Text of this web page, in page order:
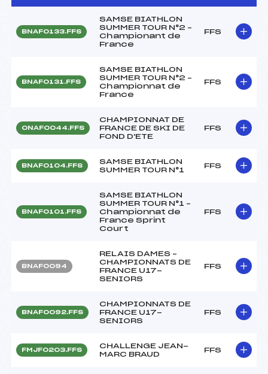
BNAF0133.FFS
SAMSE BIATHLON
SUMMER TOUR N°2 –
Championant de
France
FFS
BNAF0131.FFS
SAMSE BIATHLON
SUMMER TOUR N°2 –
Championnat de
France
FFS
ONAF0044.FFS
CHAMPIONNAT DE
FRANCE DE SKI DE
FOND D'ETE
FFS
BNAF0104.FFS
SAMSE BIATHLON
SUMMER TOUR N°1
FFS
BNAF0101.FFS
SAMSE BIATHLON
SUMMER TOUR N°1 –
Championnat de
France Sprint
Court
FFS
BNAF0094
RELAIS DAMES –
CHAMPIONNATS DE
FRANCE U17-
SENIORS
FFS
BNAF0092.FFS
CHAMPIONNATS DE
FRANCE U17-
SENIORS
FFS
FMJF0203.FFS
CHALLENGE JEAN-
MARC BRAUD
FFS